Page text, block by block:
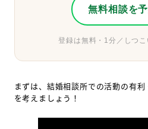
無料相談を
登録は無料・1分／しつ
まずは、結婚相談所での活動の有
を考えましょう！